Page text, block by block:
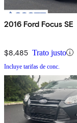
2016 Ford Focus SE
$8,485 Trato justo
Incluye tarifas de conc.